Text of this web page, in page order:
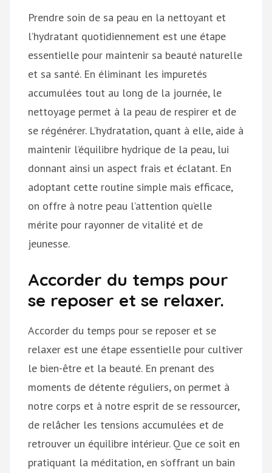
Prendre soin de sa peau en la nettoyant et
l’hydratant quotidiennement est une étape
essentielle pour maintenir sa beauté naturelle
et sa santé. En éliminant les impuretés
accumulées tout au long de la journée, le
nettoyage permet à la peau de respirer et de
se régénérer. L’hydratation, quant à elle, aide à
maintenir l’équilibre hydrique de la peau, lui
donnant ainsi un aspect frais et éclatant. En
adoptant cette routine simple mais efficace,
on offre à notre peau l’attention qu’elle
mérite pour rayonner de vitalité et de
jeunesse.
Accorder du temps pour
se reposer et se relaxer.
Accorder du temps pour se reposer et se
relaxer est une étape essentielle pour cultiver
le bien-être et la beauté. En prenant des
moments de détente réguliers, on permet à
notre corps et à notre esprit de se ressourcer,
de relâcher les tensions accumulées et de
retrouver un équilibre intérieur. Que ce soit en
pratiquant la méditation, en s’offrant un bain